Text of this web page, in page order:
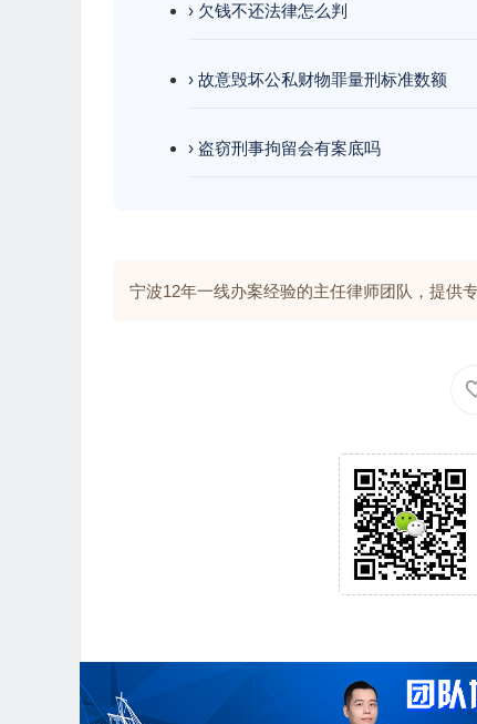
› 欠钱不还法律怎么判
› 故意毁坏公私财物罪量刑标准数额
› 盗窃刑事拘留会有案底吗
宁波12年一线办案经验的主任律师团队，提供